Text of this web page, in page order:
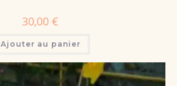
30,00 €
Ajouter au panier